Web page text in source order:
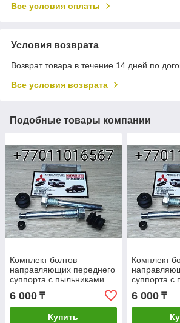
Все условия оплаты
Условия возврата
Возврат товара в течение 14 дней по
Все условия возврата
Подобные товары компании
Комплект болтов
направляющих переднего
суппорта с пыльниками
Lancer X митсубиши
mitsubishi лансер 10
запчасти
6 000 ₸
Купить
Комплект
суппорта с
Lancer X
mitsubishi
запчасти
6 000₸